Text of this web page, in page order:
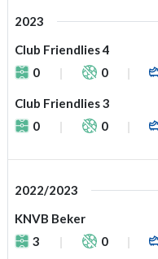
2023
Club Friendlies 4
0
0
Club Friendlies 3
0
0
2022/2023
KNVB Beker
3
0